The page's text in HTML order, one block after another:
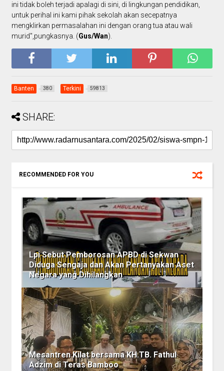
ini tidak boleh terjadi apalagi di sini, di lingkungan pendidikan,
untuk perihal ini kami pihak sekolah akan secepatnya
mengklirkan permasalahan ini dengan orang tua atau wali
murid",pungkasnya. (Gus/Wan).
Banten 380 Terkini 59813
SHARE:
RECOMMENDED FOR YOU
Lpi Sebut Pemborosan APBD di Sekwan
Diduga Sengaja dan Akan Pertanyakan Aset
Negara yang Dihilangkan
Mesantren Kilat bersama KH.TB. Fathul
Adzim di Teras Bamboo